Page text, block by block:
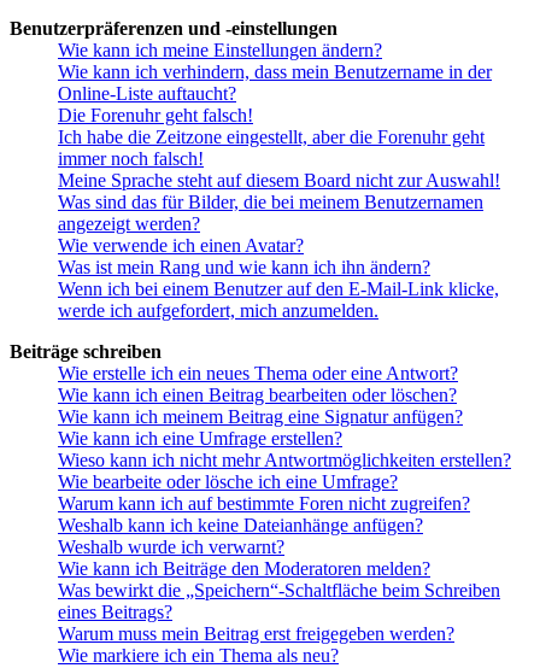
Benutzerpräferenzen und -einstellungen
Wie kann ich meine Einstellungen ändern?
Wie kann ich verhindern, dass mein Benutzername in der
Online-Liste auftaucht?
Die Forenuhr geht falsch!
Ich habe die Zeitzone eingestellt, aber die Forenuhr geht
immer noch falsch!
Meine Sprache steht auf diesem Board nicht zur Auswahl!
Was sind das für Bilder, die bei meinem Benutzernamen
angezeigt werden?
Wie verwende ich einen Avatar?
Was ist mein Rang und wie kann ich ihn ändern?
Wenn ich bei einem Benutzer auf den E-Mail-Link klicke,
werde ich aufgefordert, mich anzumelden.
Beiträge schreiben
Wie erstelle ich ein neues Thema oder eine Antwort?
Wie kann ich einen Beitrag bearbeiten oder löschen?
Wie kann ich meinem Beitrag eine Signatur anfügen?
Wie kann ich eine Umfrage erstellen?
Wieso kann ich nicht mehr Antwortmöglichkeiten erstellen?
Wie bearbeite oder lösche ich eine Umfrage?
Warum kann ich auf bestimmte Foren nicht zugreifen?
Weshalb kann ich keine Dateianhänge anfügen?
Weshalb wurde ich verwarnt?
Wie kann ich Beiträge den Moderatoren melden?
Was bewirkt die „Speichern“-Schaltfläche beim Schreiben
eines Beitrags?
Warum muss mein Beitrag erst freigegeben werden?
Wie markiere ich ein Thema als neu?